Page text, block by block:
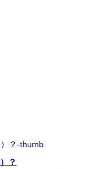
？